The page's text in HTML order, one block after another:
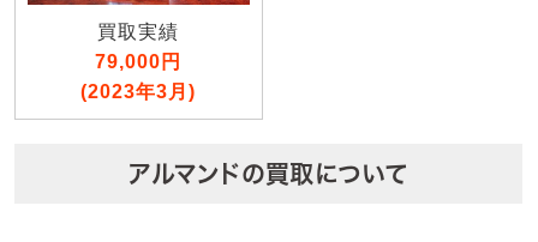
買取実績
79,000円
(2023年3月)
アルマンドの買取について